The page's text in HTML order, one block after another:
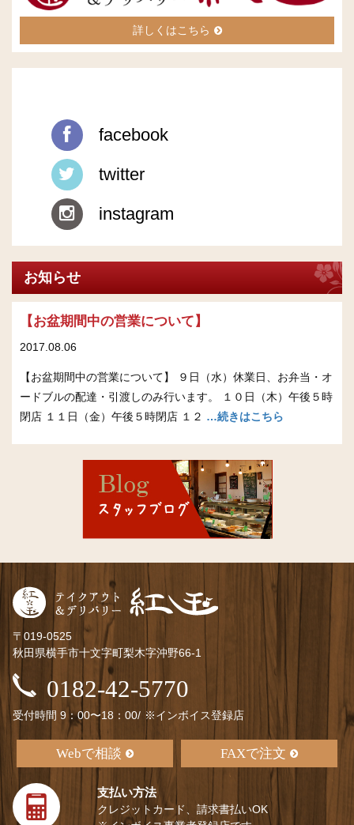
詳しくはこちら
facebook
twitter
instagram
お知らせ
【お盆期間中の営業について】
2017.08.06
【お盆期間中の営業について】 ９日（水）休業日、お弁当・オ
ードブルの配達・引渡しのみ行います。 １０日（木）午後５時
閉店 １１日（金）午後５時閉店 １２ …続きはこちら
〒019-0525
秋田県横手市十文字町梨木字沖野66-1
0182-42-5770
受付時間 9：00〜18：00/ ※インボイス登録店
Webで相談 FAXで注文
支払い方法
クレジットカード、請求書払いOK